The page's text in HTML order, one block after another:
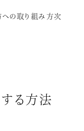
への取り組み方次
る方法